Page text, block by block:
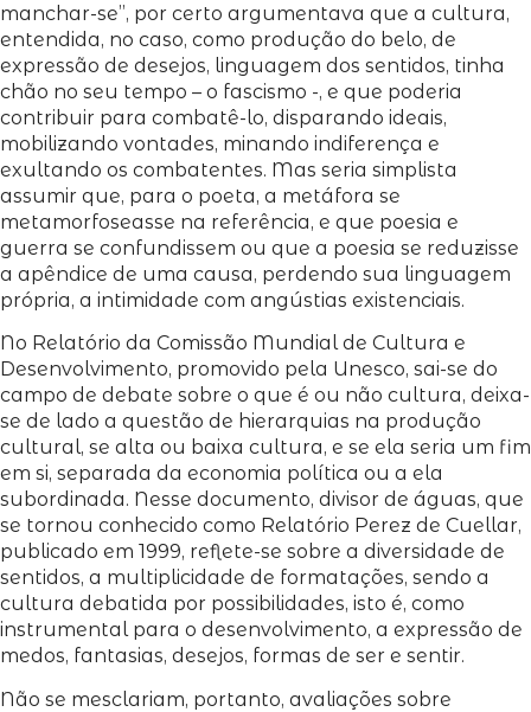
manchar-se”, por certo argumentava que a cultura,
entendida, no caso, como produção do belo, de
expressão de desejos, linguagem dos sentidos, tinha
chão no seu tempo – o fascismo -, e que poderia
contribuir para combatê-lo, disparando ideais,
mobilizando vontades, minando indiferença e
exultando os combatentes. Mas seria simplista
assumir que, para o poeta, a metáfora se
metamorfoseasse na referência, e que poesia e
guerra se confundissem ou que a poesia se reduzisse
a apêndice de uma causa, perdendo sua linguagem
própria, a intimidade com angústias existenciais.
No Relatório da Comissão Mundial de Cultura e
Desenvolvimento, promovido pela Unesco, sai-se do
campo de debate sobre o que é ou não cultura, deixa-
se de lado a questão de hierarquias na produção
cultural, se alta ou baixa cultura, e se ela seria um fim
em si, separada da economia política ou a ela
subordinada. Nesse documento, divisor de águas, que
se tornou conhecido como Relatório Perez de Cuellar,
publicado em 1999, reflete-se sobre a diversidade de
sentidos, a multiplicidade de formatações, sendo a
cultura debatida por possibilidades, isto é, como
instrumental para o desenvolvimento, a expressão de
medos, fantasias, desejos, formas de ser e sentir.
Não se mesclariam, portanto, avaliações sobre